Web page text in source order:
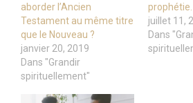
aborder l’Ancien
Testament au même titre
que le Nouveau ?
janvier 20, 2019
Dans "Grandir
spirituellement"
prophétie.
juillet 11,
Dans